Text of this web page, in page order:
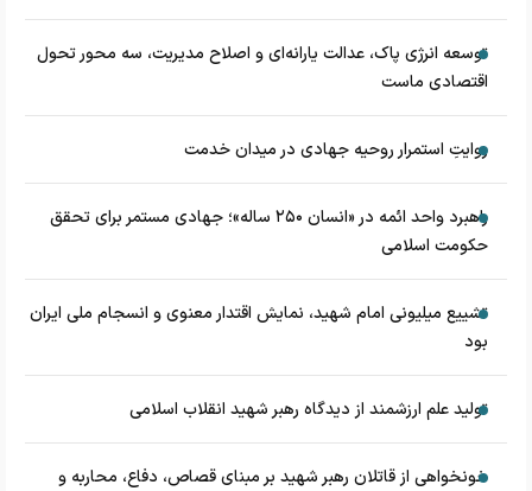
توسعه انرژی پاک، عدالت یارانه‌ای و اصلاح مدیریت، سه محور تحول
اقتصادی ماست
روایتِ استمرار روحیه جهادی در میدان خدمت
راهبرد واحد ائمه در «انسان ۲۵۰ ساله»؛ جهادی مستمر برای تحقق
حکومت اسلامی
تشییع میلیونی امام شهید، نمایش اقتدار معنوی و انسجام ملی ایران
بود
تولید علم ارزشمند از دیدگاه رهبر شهید انقلاب اسلامی
خونخواهی از قاتلان رهبر شهید بر مبنای قصاص، دفاع، محاربه و